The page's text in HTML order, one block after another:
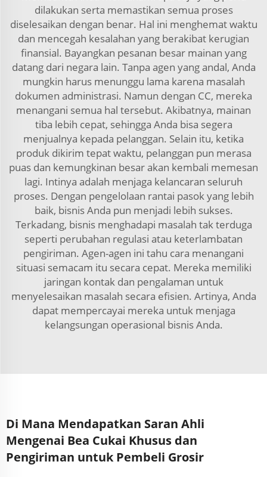
dilakukan serta memastikan semua proses
diselesaikan dengan benar. Hal ini menghemat waktu
dan mencegah kesalahan yang berakibat kerugian
finansial. Bayangkan pesanan besar mainan yang
datang dari negara lain. Tanpa agen yang andal, Anda
mungkin harus menunggu lama karena masalah
dokumen administrasi. Namun dengan CC, mereka
menangani semua hal tersebut. Akibatnya, mainan
tiba lebih cepat, sehingga Anda bisa segera
menjualnya kepada pelanggan. Selain itu, ketika
produk dikirim tepat waktu, pelanggan pun merasa
puas dan kemungkinan besar akan kembali memesan
lagi. Intinya adalah menjaga kelancaran seluruh
proses. Dengan pengelolaan rantai pasok yang lebih
baik, bisnis Anda pun menjadi lebih sukses.
Terkadang, bisnis menghadapi masalah tak terduga
seperti perubahan regulasi atau keterlambatan
pengiriman. Agen-agen ini tahu cara menangani
situasi semacam itu secara cepat. Mereka memiliki
jaringan kontak dan pengalaman untuk
menyelesaikan masalah secara efisien. Artinya, Anda
dapat mempercayai mereka untuk menjaga
kelangsungan operasional bisnis Anda.
Di Mana Mendapatkan Saran Ahli
Mengenai Bea Cukai Khusus dan
Pengiriman untuk Pembeli Grosir